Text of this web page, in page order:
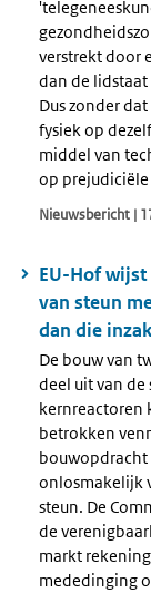
verstrekt door
dan de
Dus zonder
fysiek op
middel van
op prejudiciële
Nieuwsbericht |
EU-Hof wijst
van steun
dan die
De bouw van
deel uit van de
kernreactoren
betrokken
bouwopdracht
onlosmakelijk
steun. De
de
markt
mededinging